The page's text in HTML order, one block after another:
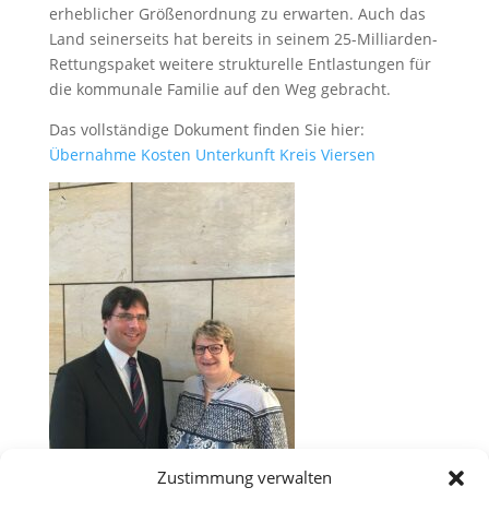
Zustimmung verwalten
erheblicher Größenordnung zu erwarten. Auch das
Land seinerseits hat bereits in seinem 25-Milliarden-
Rettungspaket weitere strukturelle Entlastungen für
die kommunale Familie auf den Weg gebracht.
Das vollständige Dokument finden Sie hier:
Übernahme Kosten Unterkunft Kreis Viersen